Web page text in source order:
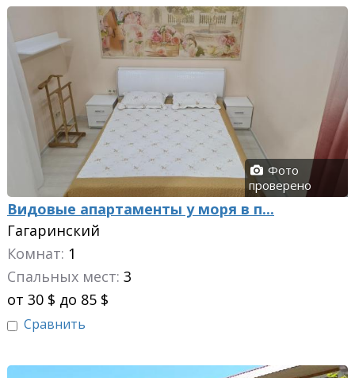
Фото
проверено
Видовые апартаменты у моря в п...
Гагаринский
Комнат: 1
Спальных мест: 3
от 30 $ до 85 $
Сравнить